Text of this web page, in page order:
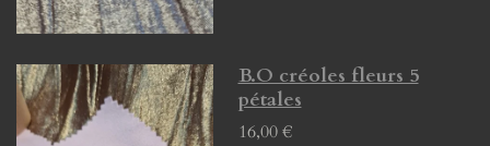
B.O créoles fleurs 5
pétales
16,00 €